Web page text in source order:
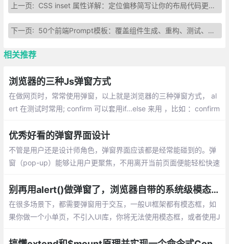
上一页: CSS inset 属性详解：定位偏移简写让你的布局代码更简洁
下一页: 50个前端Prompt模板：覆盖组件生成、重构、测试、性能优化等开发场景
相关推荐
浏览器的三种Js弹窗方式
在做网页时，常常使用弹窗，以上就是浏览器的三种弹窗方式， al
ert 在测试时常用; confirm 可以套用if...else 来用 ，比如 ：confirm
入 ； 可以给网页设置密码。
优秀好看的弹窗界面设计
不管是用户还是设计师角色，弹窗界面应该都是经常能碰到的。弹
窗（pop-up）能够让用户更聚焦，不用离开当前页面便能轻松快速
美感。
别再用alert()做弹窗了，浏览器自带的系统级模态框太好用了！
在很多场景下，都需要弹窗用于交互，一般UI框架都有模态框，如
果你做一个小单页，不引入UI库，你将无法使用模态框，或者使用J